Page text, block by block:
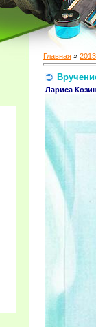
Главная » 2013
Лариса